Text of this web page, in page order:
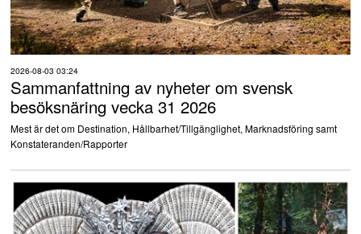
2026-08-03 03:24
Sammanfattning av nyheter om svensk
besöksnäring vecka 31 2026
Mest är det om Destination, Hållbarhet/Tillgänglighet, Marknadsföring samt
Konstateranden/Rapporter